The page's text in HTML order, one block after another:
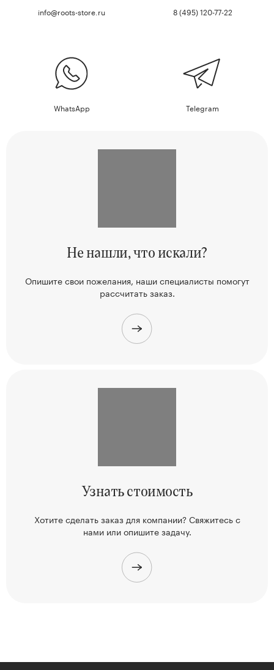
info@roots-store.ru 8 (495) 120-77-22
WhatsApp Telegram
Не нашли,что искали?
Опишите свои пожелания, нашиспециалисты помогут
рассчитать заказ.
Узнатьстоимость
Хотите сделать заказ для компании? Свяжитесьс
нами или опишите задачу.